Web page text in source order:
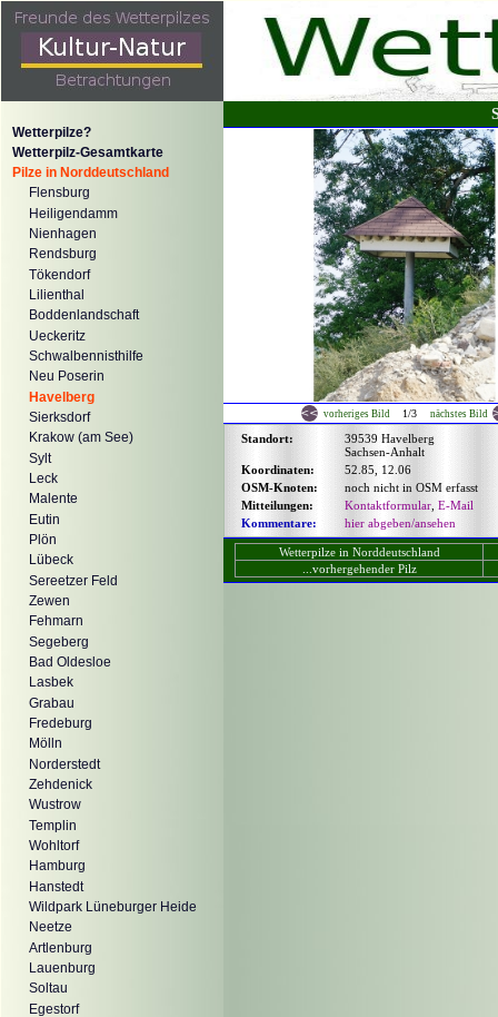
Wetterpilze?
Wetterpilz-Gesamtkarte
Pilze in Norddeutschland
Flensburg
Heiligendamm
Nienhagen
Rendsburg
Tökendorf
Lilienthal
Boddenlandschaft
Ueckeritz
Schwalbennisthilfe
Neu Poserin
Havelberg
Sierksdorf
Krakow (am See)
Sylt
Leck
Malente
Eutin
Plön
Lübeck
Sereetzer Feld
Zewen
Fehmarn
Segeberg
Bad Oldesloe
Lasbek
Grabau
Fredeburg
Mölln
Norderstedt
Zehdenick
Wustrow
Templin
Wohltorf
Hamburg
Hanstedt
Wildpark Lüneburger Heide
Neetze
Artlenburg
Lauenburg
Soltau
Egestorf
vorheriges Bild 1/3 nächstes Bild
Standort:
39539 Havelberg
Sachsen-Anhalt
Koordinaten:
52.85, 12.06
OSM-Knoten:
noch nicht in OSM erfasst
Mitteilungen:
Kontaktformular E-Mail
Kommentare:
hier abgeben/ansehen
Wetterpilze in Norddeutschland
...vorhergehender Pilz